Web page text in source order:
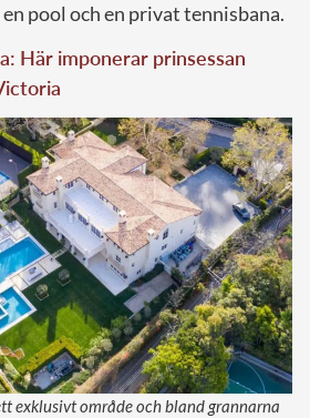
pool och en privat tennisbana.
Här imponerar prinsessan
exklusivt område och bland grannarna